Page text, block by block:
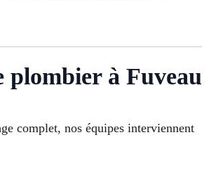
plombier à Fuveau
complet, nos équipes interviennent